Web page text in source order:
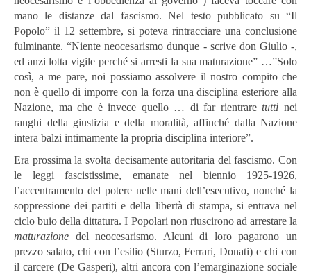
mano le distanze dal fascismo. Nel testo pubblicato su “Il
Popolo” il 12 settembre, si poteva rintracciare una conclusione
fulminante. “Niente neocesarismo dunque - scrive don Giulio -,
ed anzi lotta vigile perché si arresti la sua maturazione” …”Solo
così, a me pare, noi possiamo assolvere il nostro compito che
non è quello di imporre con la forza una disciplina esteriore alla
Nazione, ma che è invece quello … di far rientraretuttinei
ranghi della giustizia e della moralità, affinché dalla Nazione
intera balzi intimamente la propria disciplina interiore”.
Era prossima la svolta decisamente autoritaria del fascismo. Con
le leggi fascistissime, emanate nel biennio 1925-1926,
l’accentramento del potere nelle mani dell’esecutivo, nonché la
soppressione dei partiti e della libertà di stampa, si entrava nel
ciclo buio della dittatura. I Popolari non riuscirono ad arrestare la
maturazione delneocesarismo. Alcuni di loro pagarono un
prezzo salato, chi con l’esilio (Sturzo, Ferrari, Donati) e chi con
il carcere (De Gasperi), altri ancora con l’emarginazione sociale